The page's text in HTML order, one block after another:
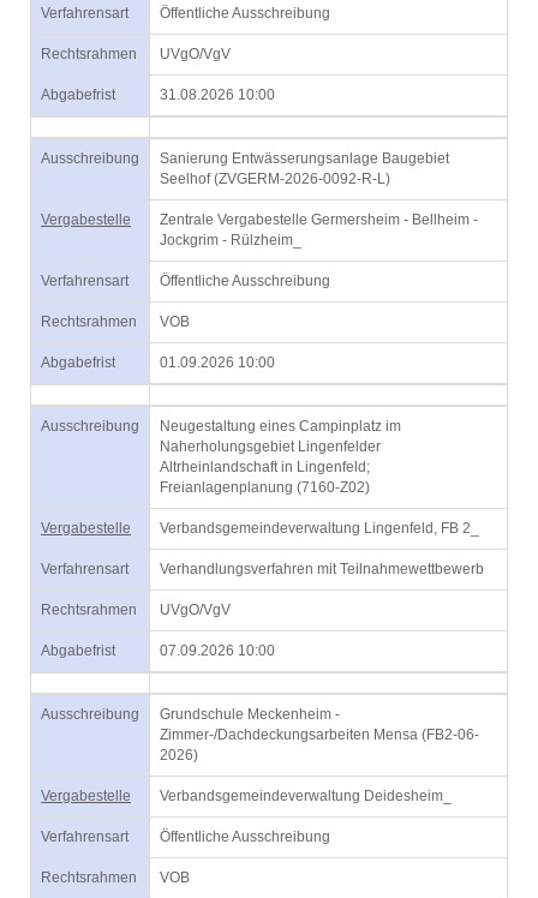
Verfahrensart Öffentliche Ausschreibung
Rechtsrahmen UVgO/VgV
Abgabefrist 31.08.2026 10:00
Ausschreibung
Sanierung Entwässerungsanlage Baugebiet
Seelhof (ZVGERM-2026-0092-R-L)
Vergabestelle
Zentrale Vergabestelle Germersheim - Bellheim -
Jockgrim - Rülzheim_
Verfahrensart Öffentliche Ausschreibung
Rechtsrahmen VOB
Abgabefrist 01.09.2026 10:00
Ausschreibung
Neugestaltung eines Campinplatz im
Naherholungsgebiet Lingenfelder
Altrheinlandschaft in Lingenfeld;
Freianlagenplanung (7160-Z02)
Vergabestelle Verbandsgemeindeverwaltung Lingenfeld, FB 2_
Verfahrensart Verhandlungsverfahren mit Teilnahmewettbewerb
Rechtsrahmen UVgO/VgV
Abgabefrist 07.09.2026 10:00
Ausschreibung
Grundschule Meckenheim -
Zimmer-/Dachdeckungsarbeiten Mensa (FB2-06-
2026)
Vergabestelle Verbandsgemeindeverwaltung Deidesheim_
Verfahrensart Öffentliche Ausschreibung
Rechtsrahmen VOB